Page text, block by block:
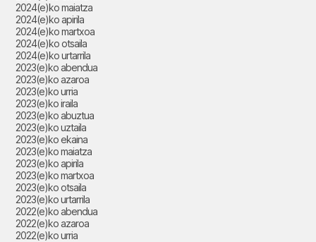
2024(e)ko maiatza
2024(e)ko apirila
2024(e)ko martxoa
2024(e)ko otsaila
2024(e)ko urtarrila
2023(e)ko abendua
2023(e)ko azaroa
2023(e)ko urria
2023(e)ko iraila
2023(e)ko abuztua
2023(e)ko uztaila
2023(e)ko ekaina
2023(e)ko maiatza
2023(e)ko apirila
2023(e)ko martxoa
2023(e)ko otsaila
2023(e)ko urtarrila
2022(e)ko abendua
2022(e)ko azaroa
2022(e)ko urria